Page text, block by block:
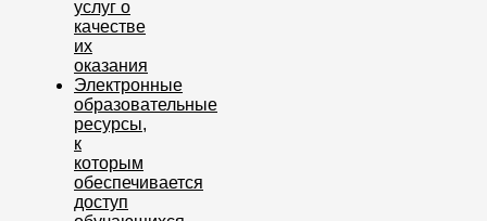
услуг о
качестве
их
оказания
Электронные
образовательные
ресурсы,
к
которым
обеспечивается
доступ